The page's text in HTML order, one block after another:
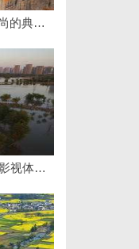
深入解析The Row品牌：奢华时尚的典范与设计哲学
云电影网：开启无限视界的全新影视体验之旅